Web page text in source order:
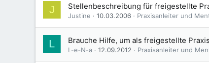
J Stellenbeschreibung für freigestellte
Justine 10.03.2006 Praxisanleiter und
L Brauche Hilfe, um als freigestellte
L-e-N-a 12.09.2012 Praxisanleiter und